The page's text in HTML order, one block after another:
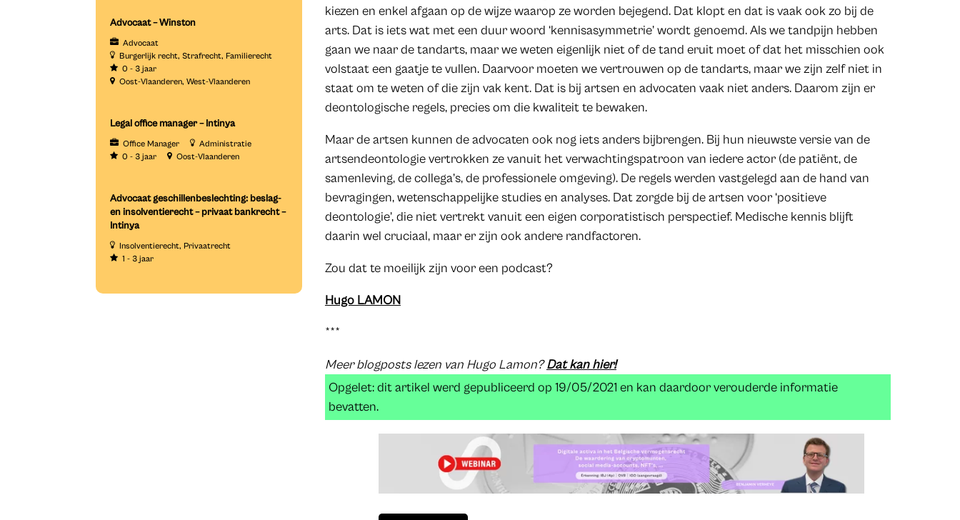
Advocaat – Winston
Advocaat
Burgerlijk recht Strafrecht Familierecht
0 - 3 jaar
Oost-Vlaanderen West-Vlaanderen
Legal office manager – Intinya
Office Manager
Administratie
0 - 3 jaar
Oost-Vlaanderen
Advocaat geschillenbeslechting: beslag-
en insolventierecht – privaat bankrecht –
Intinya
Insolventierecht Privaatrecht
1 - 3 jaar
kiezen en enkel afgaan op de wijze waarop ze worden bejegend. Dat klopt en dat is vaak ook zo bij de
arts. Dat is iets wat met een duur woord ‘kennisasymmetrie’ wordt genoemd. Als we tandpijn hebben
gaan we naar de tandarts, maar we weten eigenlijk niet of de tand eruit moet of dat het misschien ook
volstaat een gaatje te vullen. Daarvoor moeten we vertrouwen op de tandarts, maar we zijn zelf niet in
staat om te weten of die zijn vak kent. Dat is bij artsen en advocaten vaak niet anders. Daarom zijn er
deontologische regels, precies om die kwaliteit te bewaken.
Maar de artsen kunnen de advocaten ook nog iets anders bijbrengen. Bij hun nieuwste versie van de
artsendeontologie vertrokken ze vanuit het verwachtingspatroon van iedere actor (de patiënt, de
samenleving, de collega’s, de professionele omgeving). De regels werden vastgelegd aan de hand van
bevragingen, wetenschappelijke studies en analyses. Dat zorgde bij de artsen voor ‘positieve
deontologie’, die niet vertrekt vanuit een eigen corporatistisch perspectief. Medische kennis blijft
daarin wel cruciaal, maar er zijn ook andere randfactoren.
Zou dat te moeilijk zijn voor een podcast?
Hugo LAMON
***
Meer blogposts lezen van Hugo Lamon?Dat kan hier!
Opgelet: dit artikel werd gepubliceerd op 19/05/2021 en kan daardoor verouderde informatie
bevatten.